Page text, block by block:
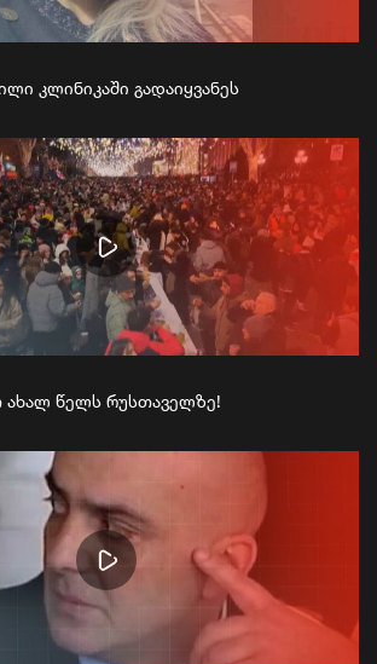
კლინიკაში გადაიყვანეს
ახალ წელს რუსთაველზე!